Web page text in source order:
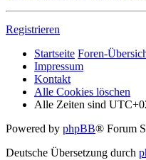
Registrieren
Startseite Foren-
Impressum
Kontakt
Alle Cookies löschen
Alle Zeiten sind
Powered by phpBB® Forum
Deutsche Übersetzung durch